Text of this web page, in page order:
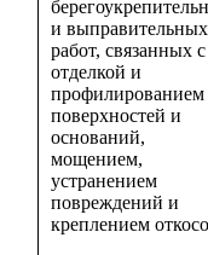
и выправительных
работ, связанных с
отделкой и
профилированием
поверхностей и
оснований,
мощением,
устранением
повреждений и
креплением